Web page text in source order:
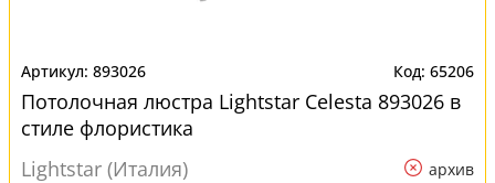
893026 65206
Потолочная люстра Lightstar Celesta 893026 в
стиле флористика
Lightstar (Италия)
архив